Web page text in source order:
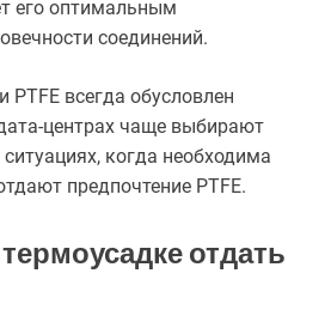
его оптимальным
соединений.
всегда обусловлен
центрах чаще выбирают
когда необходима
предпочтение PTFE.
отдать